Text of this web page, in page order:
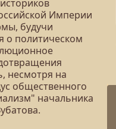
Империи
будучи
о политическом
несмотря на
общественного
начальника